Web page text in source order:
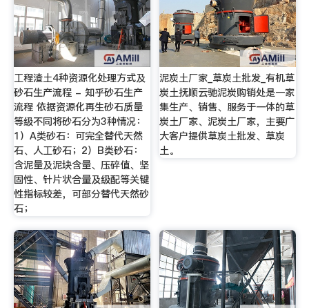
工程渣土4种资源化处理方式及
砂石生产流程 - 知乎砂石生产
流程 依据资源化再生砂石质量
等级不同将砂石分为3种情况：
1）A类砂石：可完全替代天然
石、人工砂石；2）B类砂石：
含泥量及泥块含量、压碎值、坚
固性、针片状合量及级配等关键
性指标较差，可部分替代天然砂
石；
泥炭土厂家_草炭土批发_有机草
炭土抚顺云驰泥炭购销处是一家
集生产、销售、服务于一体的草
炭土厂家、泥炭土厂家，主要广
大客户提供草炭土批发、草炭
土。